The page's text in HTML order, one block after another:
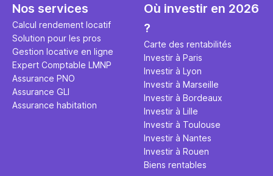
Nos services
Calcul rendement locatif
Solution pour les pros
Gestion locative en ligne
Expert Comptable LMNP
Assurance PNO
Assurance GLI
Assurance habitation
Où investir en 2026
?
Carte des rentabilités
Investir à Paris
Investir à Lyon
Investir à Marseille
Investir à Bordeaux
Investir à Lille
Investir à Toulouse
Investir à Nantes
Investir à Rouen
Biens rentables